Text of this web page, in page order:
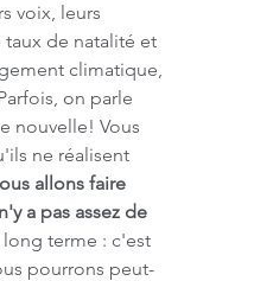
voix, leurs
de natalité et
climatique,
on parle
nouvelle! Vous
ne réalisent
allons faire
a pas assez de
terme : c'est
pourrons peut-